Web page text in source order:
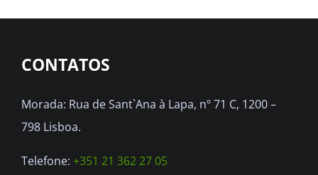
The
may
chosen
on
the
CONTATOS
Morada: Rua de Sant`Ana à Lapa, nº 71 C, 1200 –
798 Lisboa.
Telefone: +351 21 362 27 05